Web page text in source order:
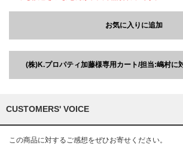
お気に入りに追加
(株)K.プロパティ加藤様専用カート/担当:嶋村に
CUSTOMERS' VOICE
この商品に対するご感想をぜひお寄せください。